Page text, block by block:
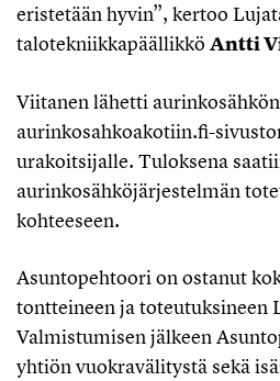
eristetään hyvin”, kertoo
talotekniikkapäällikkö Antti
Viitanen lähetti
aurinkosahkoakotiin.fi-
urakoitsijalle. Tuloksena
aurinkosähköjärjestelmän
kohteeseen.
Asuntopehtoori on ostanut
tontteineen ja toteutuksineen
Valmistumisen jälkeen
yhtiön vuokravälitystä sekä